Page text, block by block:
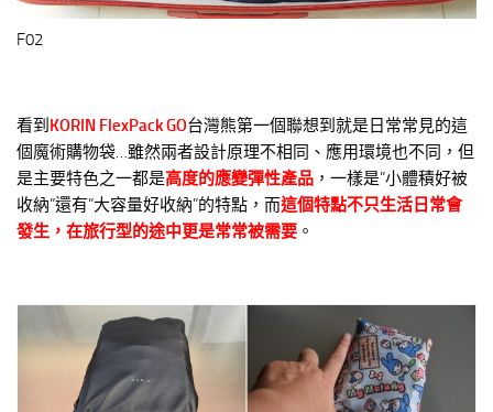
F02
看到 KORIN FlexPack GO台灣熊第一個聯想到就是日常常見的這
個魔術購物袋…雖然兩者設計原理不相同、應用環境也不同，但
是主要特色之一都是高度的應變彈性產品 ，一樣是”小體積好被
收納”還有”大容量好收納”的特點，而這個特點不只生活日常會
發生，在旅行型的途中更是常常被需要 。